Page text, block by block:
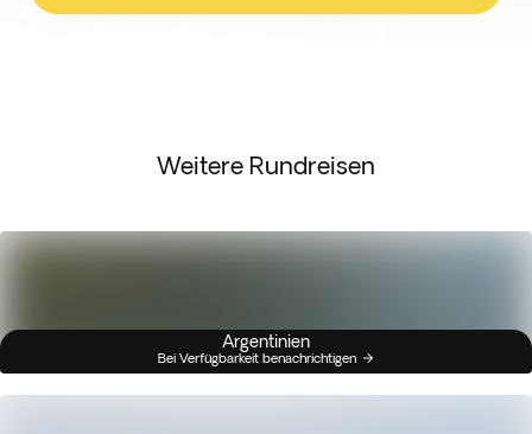
Weitere Rundreisen
Argentinien
Bei Verfügbarkeit benachrichtigen